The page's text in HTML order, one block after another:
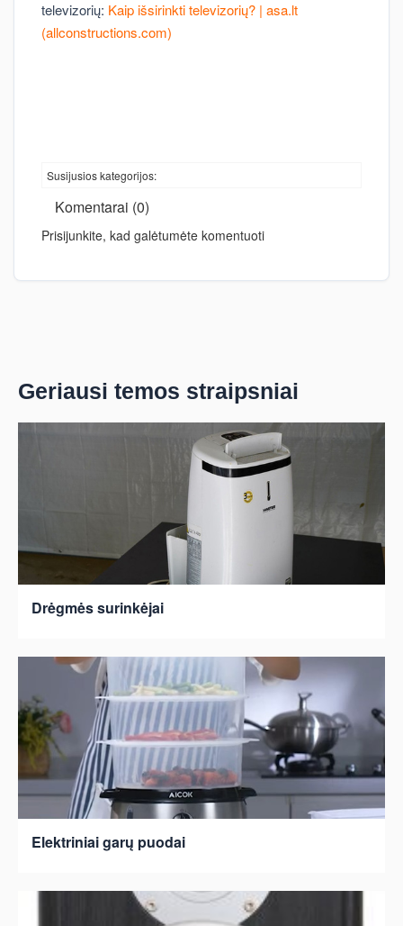
televizorių: Kaip išsirinkti televizorių? | asa.lt
(allconstructions.com)
Susijusios kategorijos:
Komentarai (0)
Prisijunkite, kad galėtumėte komentuoti
Geriausi temos straipsniai
Drėgmės surinkėjai
Elektriniai garų puodai